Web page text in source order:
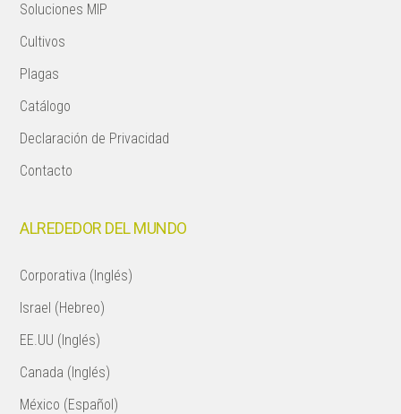
Soluciones MIP
Cultivos
Plagas
Catálogo
Declaración de Privacidad
Contacto
ALREDEDOR DEL MUNDO
Corporativa (Inglés)
Israel (Hebreo)
EE.UU (Inglés)
Canada (Inglés)
México (Español)